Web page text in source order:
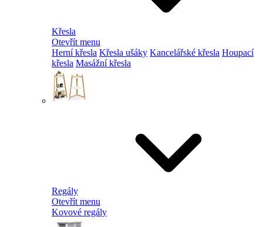
Křesla
Otevřít menu
Herní křesla Křesla ušáky Kancelářské křesla Houpací
křesla Masážní křesla
Regály
Otevřít menu
Kovové regály